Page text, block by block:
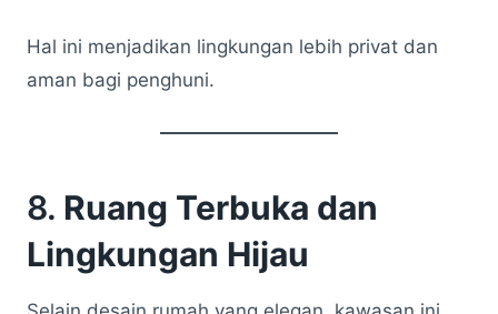
Hal ini menjadikan lingkungan lebih privat dan
aman bagi penghuni.
8. Ruang Terbuka dan
Lingkungan Hijau